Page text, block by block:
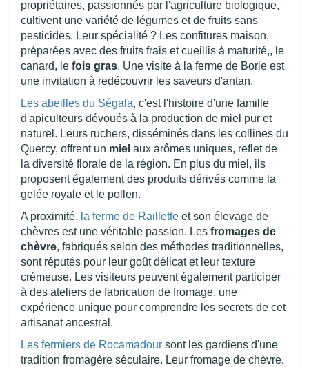
propriétaires, passionnés par l'agriculture biologique,
cultivent une variété de légumes et de fruits sans
pesticides. Leur spécialité ? Les confitures maison,
préparées avec des fruits frais et cueillis à maturité,, le
canard, le fois gras. Une visite à la ferme de Borie est
une invitation à redécouvrir les saveurs d'antan.
Les abeilles du Ségala, c'est l'histoire d'une famille
d'apiculteurs dévoués à la production de miel pur et
naturel. Leurs ruchers, disséminés dans les collines du
Quercy, offrent un miel aux arômes uniques, reflet de
la diversité florale de la région. En plus du miel, ils
proposent également des produits dérivés comme la
gelée royale et le pollen.
A proximité, la ferme de Raillette et son élevage de
chèvres est une véritable passion. Les fromages de
chèvre, fabriqués selon des méthodes traditionnelles,
sont réputés pour leur goût délicat et leur texture
crémeuse. Les visiteurs peuvent également participer
à des ateliers de fabrication de fromage, une
expérience unique pour comprendre les secrets de cet
artisanat ancestral.
Les fermiers de Rocamadour sont les gardiens d'une
tradition fromagère séculaire. Leur fromage de chèvre,